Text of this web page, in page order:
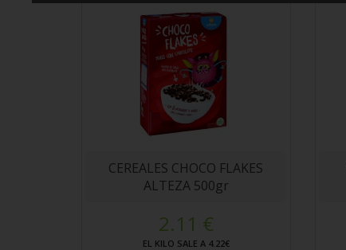
CEREALES CHOCO FLAKES
ALTEZA 500gr
2.11 €
EL KILO SALE A 4.22€